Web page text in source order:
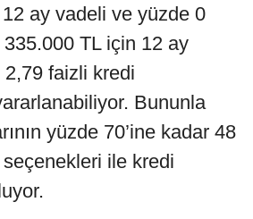
ay vadeli ve yüzde 0
TL için 12 ay
faizli kredi
Bununla
yüzde 70’ine kadar 48
ile kredi